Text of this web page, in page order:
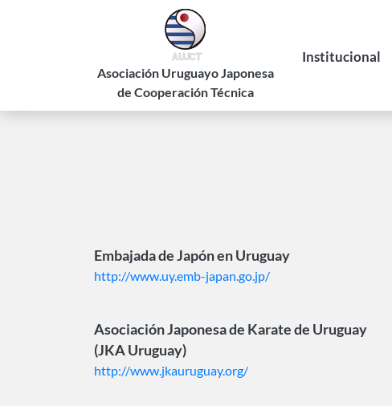
Asociación Uruguayo Japonesa
de Cooperación Técnica
Institucional
Historia
Embajada de Japón en Uruguay
http://www.uy.emb-japan.go.jp/
Asociación Japonesa de Karate de Uruguay
(JKA Uruguay)
http://www.jkauruguay.org/